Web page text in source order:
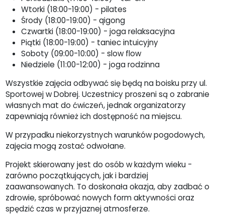
Wtorki (18:00-19:00) - pilates
Środy (18:00-19:00) - qigong
Czwartki (18:00-19:00) - joga relaksacyjna
Piątki (18:00-19:00) - taniec intuicyjny
Soboty (09:00-10:00) - slow flow
Niedziele (11:00-12:00) - joga rodzinna
Wszystkie zajęcia odbywać się będą na boisku przy ul.
Sportowej w Dobrej. Uczestnicy proszeni są o zabranie
własnych mat do ćwiczeń, jednak organizatorzy
zapewniają również ich dostępność na miejscu.
W przypadku niekorzystnych warunków pogodowych,
zajęcia mogą zostać odwołane.
Projekt skierowany jest do osób w każdym wieku -
zarówno początkujących, jak i bardziej
zaawansowanych. To doskonała okazja, aby zadbać o
zdrowie, spróbować nowych form aktywności oraz
spędzić czas w przyjaznej atmosferze.